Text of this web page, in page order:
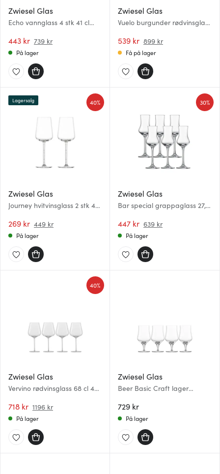
Zwiesel Glas
Echo vannglass 4 stk 41 cl
443 kr 739 kr
På lager
Zwiesel Glas
Vuelo burgunder rødvinsglass
539 kr 899 kr
Få på lager
Zwiesel Glas
Journey hvitvinsglass 2 stk 44
269 kr 449 kr
40%
Lagersalg
På lager
Zwiesel Glas
Bar special grappaglass 27,2
447 kr 639 kr
30%
På lager
Zwiesel Glas
Vervino rødvinsglass 68 cl 4
718 kr 1196 kr
40%
På lager
Zwiesel Glas
Beer Basic Craft lager
729 kr
På lager